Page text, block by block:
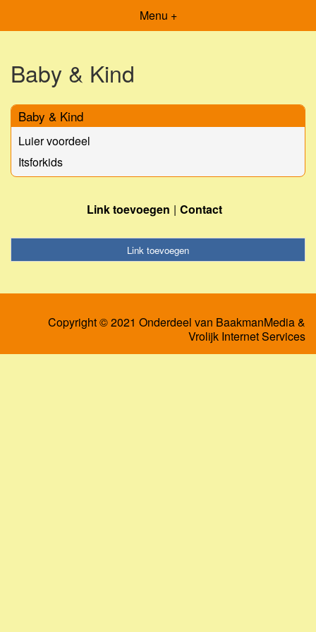
Menu +
Baby & Kind
Baby & Kind
Luier voordeel
Itsforkids
Link toevoegen Contact
Link toevoegen
Copyright © 2021 Onderdeel van BaakmanMedia&
Vrolijk Internet Services